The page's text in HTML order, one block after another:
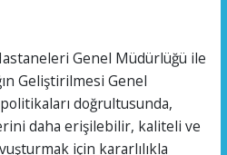
Genel Müdürlüğü ile
Geliştirilmesi Genel
doğrultusunda,
daha erişilebilir, kaliteli ve
için kararlılıkla